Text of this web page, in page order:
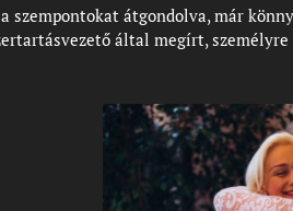
szempontokat átgondolva, már
által megírt, személyre